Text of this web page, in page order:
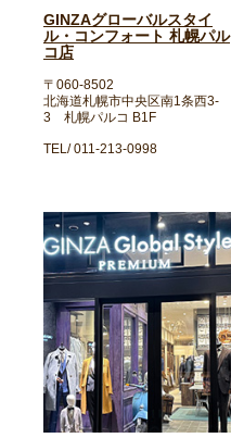
GINZAグローバルスタイ
ル・コンフォート 札幌パル
コ店
〒060-8502
北海道札幌市中央区南1条西3-
3 札幌パルコ B1F
TEL/ 011-213-0998